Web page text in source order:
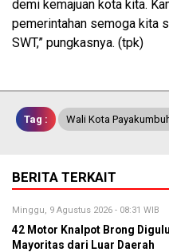
demi kemajuan kota kita.
pemerintahan semoga kita
SWT,” pungkasnya. (tpk)
Tag : Wali Kota
BERITA TERKAIT
Minggu, 9 Agustus 2026 - 08:31 WIB
42 Motor Knalpot Brong
Mayoritas dari Luar Daerah